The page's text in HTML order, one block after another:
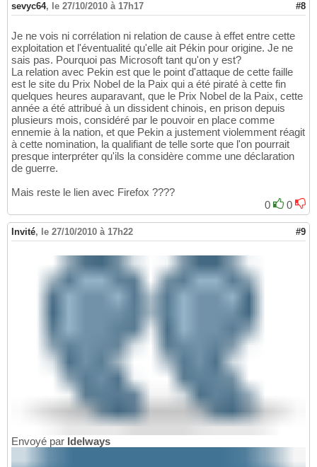
sevyc64, le 27/10/2010 à 17h17 #8
Je ne vois ni corrélation ni relation de cause à effet entre cette
exploitation et l'éventualité qu'elle ait Pékin pour origine. Je ne
sais pas. Pourquoi pas Microsoft tant qu'on y est?
La relation avec Pekin est que le point d'attaque de cette faille
est le site du Prix Nobel de la Paix qui a été piraté à cette fin
quelques heures auparavant, que le Prix Nobel de la Paix, cette
année a été attribué à un dissident chinois, en prison depuis
plusieurs mois, considéré par le pouvoir en place comme
ennemie à la nation, et que Pekin a justement violemment réagit
à cette nomination, la qualifiant de telle sorte que l'on pourrait
presque interpréter qu'ils la considère comme une déclaration
de guerre.
Mais reste le lien avec Firefox ????
0
0
Invité, le 27/10/2010 à 17h22 #9
Envoyé par Idelways